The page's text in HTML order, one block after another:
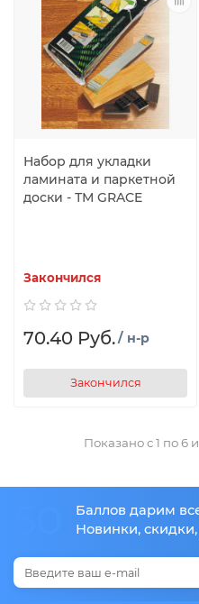
Набор для укладки
ламината и паркетной
доски - ТМ GRACE
Закончился
70.40 Руб./ н-р
Закончился
Показано с 1 по 6
Баллов дарим
Новинки,